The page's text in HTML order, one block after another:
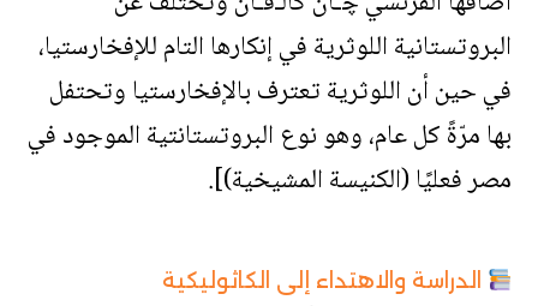
البروتستانية اللوثرية في إنكارها التام للإفخارستيا،
في حين أن اللوثرية تعترف بالإفخارستيا وتحتفل
بها مرّةً كل عام، وهو نوع البروتستانتية الموجود في
مصر فعليًا (الكنيسة المشيخية)].
الدراسة والاهتداء إلى الكاثوليكية